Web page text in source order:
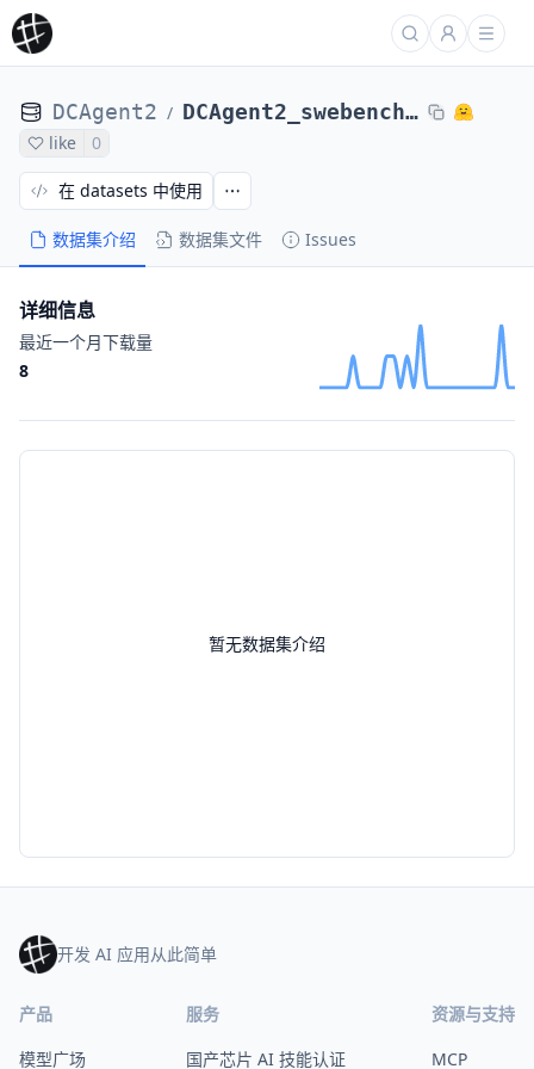
DCAgent2 / DCAgent2_swebench-verified-random-100-folders_laion_exp_tas_frequency_penalty_0a2e241d6
like 0
数据集介绍 数据集文件 Issues
在 datasets 中使用
暂无数据集介绍
详细信息
最近一个月下载量
8
开发 AI 应用从此简单
产品
模型广场
服务
国产芯片 AI 技能认证
资源与支持
MCP